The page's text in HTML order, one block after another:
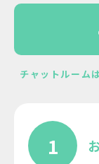
チャットルーム
1